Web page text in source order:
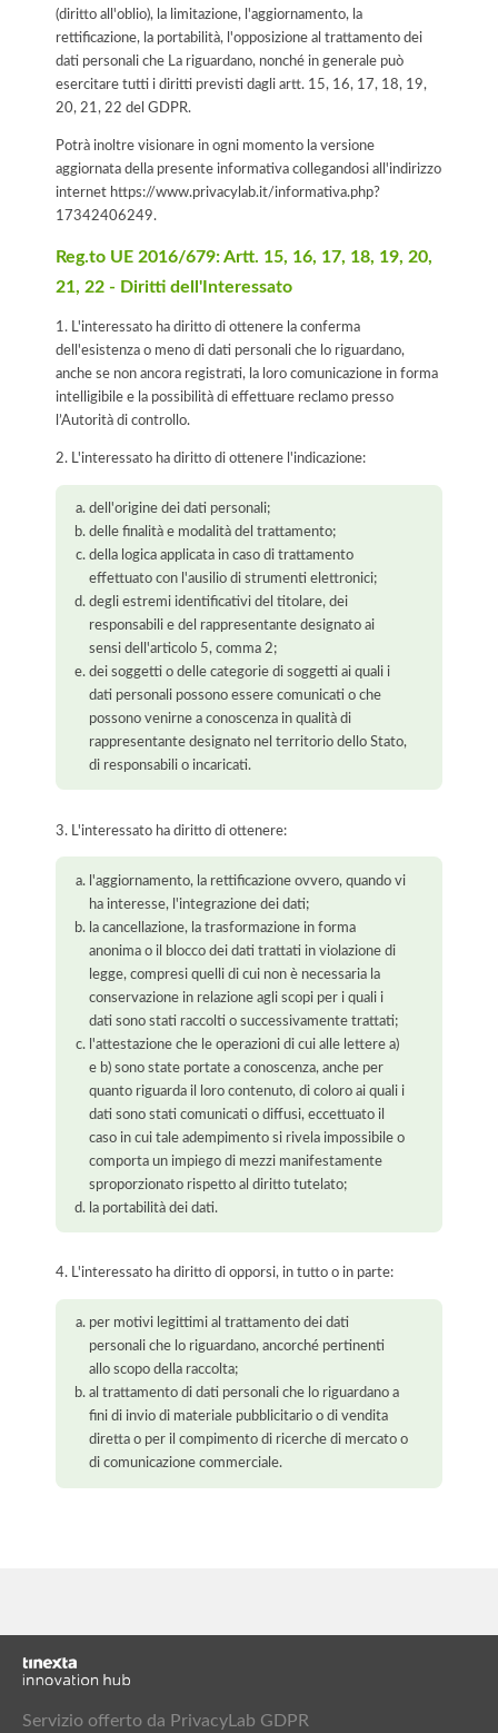
(diritto all'oblio), la limitazione, l'aggiornamento, la
rettificazione, la portabilità, l'opposizione al trattamento dei
dati personali che La riguardano, nonché in generale può
esercitare tutti i diritti previsti dagli artt. 15, 16, 17, 18, 19,
20, 21, 22 del GDPR.
Potrà inoltre visionare in ogni momento la versione
aggiornata della presente informativa collegandosi all'indirizzo
internet https://www.privacylab.it/informativa.php?
17342406249.
Reg.to UE 2016/679: Artt. 15, 16, 17, 18, 19, 20,
21, 22 - Diritti dell'Interessato
1. L'interessato ha diritto di ottenere la conferma
dell'esistenza o meno di dati personali che lo riguardano,
anche se non ancora registrati, la loro comunicazione in forma
intelligibile e la possibilità di effettuare reclamo presso
l’Autorità di controllo.
2. L'interessato ha diritto di ottenere l'indicazione:
dell'origine dei dati personali;
delle finalità e modalità del trattamento;
della logica applicata in caso di trattamento
effettuato con l'ausilio di strumenti elettronici;
degli estremi identificativi del titolare, dei
responsabili e del rappresentante designato ai
sensi dell'articolo 5, comma 2;
dei soggetti o delle categorie di soggetti ai quali i
dati personali possono essere comunicati o che
possono venirne a conoscenza in qualità di
rappresentante designato nel territorio dello Stato,
di responsabili o incaricati.
3. L'interessato ha diritto di ottenere:
l'aggiornamento, la rettificazione ovvero, quando vi
ha interesse, l'integrazione dei dati;
la cancellazione, la trasformazione in forma
anonima o il blocco dei dati trattati in violazione di
legge, compresi quelli di cui non è necessaria la
conservazione in relazione agli scopi per i quali i
dati sono stati raccolti o successivamente trattati;
l'attestazione che le operazioni di cui alle lettere a)
e b) sono state portate a conoscenza, anche per
quanto riguarda il loro contenuto, di coloro ai quali i
dati sono stati comunicati o diffusi, eccettuato il
caso in cui tale adempimento si rivela impossibile o
comporta un impiego di mezzi manifestamente
sproporzionato rispetto al diritto tutelato;
la portabilità dei dati.
4. L'interessato ha diritto di opporsi, in tutto o in parte:
per motivi legittimi al trattamento dei dati
personali che lo riguardano, ancorché pertinenti
allo scopo della raccolta;
al trattamento di dati personali che lo riguardano a
fini di invio di materiale pubblicitario o di vendita
diretta o per il compimento di ricerche di mercato o
di comunicazione commerciale.
Servizio offerto da PrivacyLab GDPR